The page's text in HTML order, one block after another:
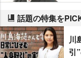
話題の特集を
川
引